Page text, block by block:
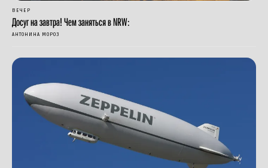
ВЕЧЕР
Досуг на завтра! Чем заняться в NRW:
АНТОНИНА МОРОЗ